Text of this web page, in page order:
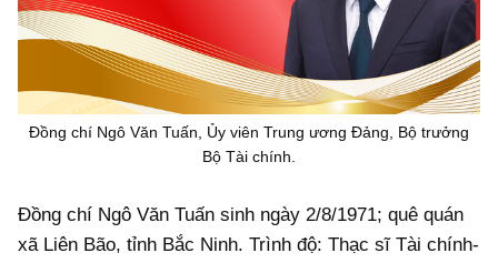
Photo
Đồng chí Ngô Văn Tuấn, Ủy viên Trung ương Đảng, Bộ trưởng
Bộ Tài chính.
Đồng chí Ngô Văn Tuấn sinh ngày 2/8/1971; quê quán
xã Liên Bão, tỉnh Bắc Ninh. Trình độ: Thạc sĩ Tài chính-